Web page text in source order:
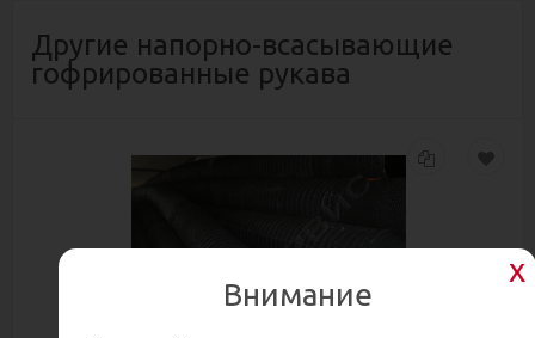
Другие напорно-всасывающие
гофрированные рукава
Внимание